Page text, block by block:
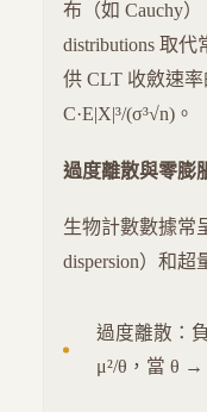
布（如 Cauchy
distributions 取代
供 CLT 收斂速率
C·E|X|³/(σ³√n)。
過度離散與零膨
生物計數數據常
dispersion）和超
過度離散：
μ²/θ，當 θ →